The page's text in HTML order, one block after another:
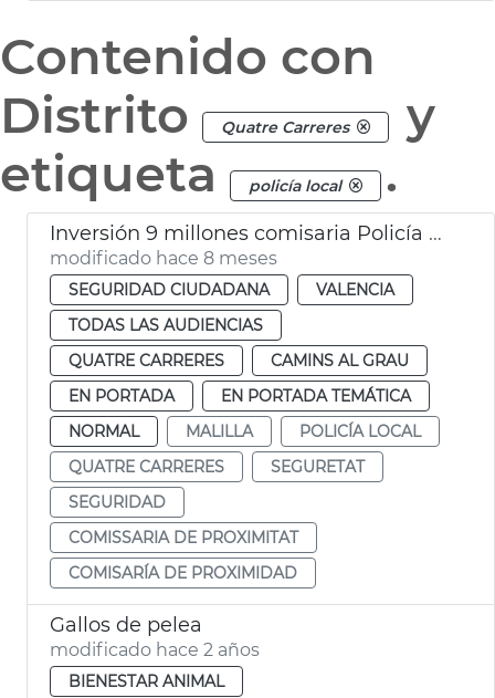
Contenido con
Distrito
Quatre Carreres
y
etiqueta
policía local .
Inversión 9 millones comisaria Policía Local Malilla València
modificado hace 8 meses
SEGURIDAD CIUDADANA
VALENCIA
TODAS LAS AUDIENCIAS
QUATRE CARRERES
CAMINS AL GRAU
EN PORTADA
EN PORTADA TEMÁTICA
NORMAL
MALILLA
POLICÍA LOCAL
QUATRE CARRERES
SEGURETAT
SEGURIDAD
COMISSARIA DE PROXIMITAT
COMISARÍA DE PROXIMIDAD
Gallos de pelea
modificado hace 2 años
BIENESTAR ANIMAL